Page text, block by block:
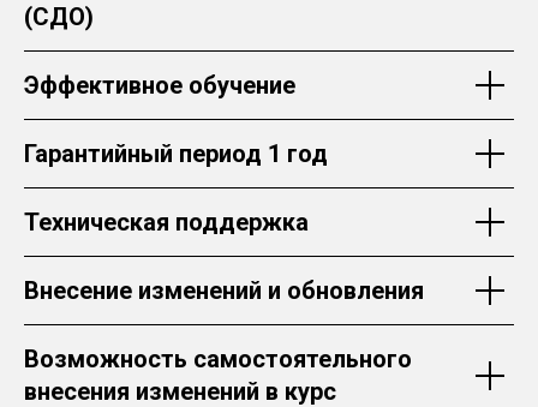
(СДО)
Эффективное обучение
Гарантийный период 1 год
Техническая поддержка
Внесение изменений и обновления
Возможность самостоятельного
внесения изменений в курс